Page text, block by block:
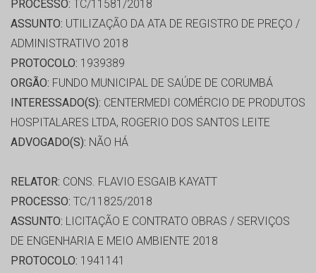
PROCESSO: TC/11581/2018
ASSUNTO: UTILIZAÇÃO DA ATA DE REGISTRO DE PREÇO /
ADMINISTRATIVO 2018
PROTOCOLO: 1939389
ORGÃO: FUNDO MUNICIPAL DE SAÚDE DE CORUMBÁ
INTERESSADO(S): CENTERMEDI COMÉRCIO DE PRODUTOS
HOSPITALARES LTDA, ROGERIO DOS SANTOS LEITE
ADVOGADO(S): NÃO HÁ
RELATOR: CONS. FLAVIO ESGAIB KAYATT
PROCESSO: TC/11825/2018
ASSUNTO: LICITAÇÃO E CONTRATO OBRAS / SERVIÇOS
DE ENGENHARIA E MEIO AMBIENTE 2018
PROTOCOLO: 1941141